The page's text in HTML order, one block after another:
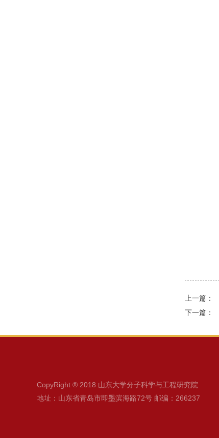
上一篇：
下一篇：
CopyRight ® 2018 山东大学分子科学与工程研究院
地址：山东省青岛市即墨滨海路72号 邮编：266237